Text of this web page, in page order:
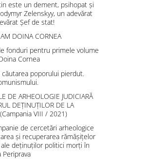
este un dement, psihopat și
Zelenskyy, un adevărat
Șef de stat!
DOINA CORNEA
fonduri pentru primele volume
Cornea
căutarea poporului pierdut.
DE ARHEOLOGIE JUDICIARĂ
DEȚINUȚILOR DE LA
(Campania VIII / 2021)
de cercetări arheologice
și recuperarea rămășițelor
deținuților politici morți în
Periprava